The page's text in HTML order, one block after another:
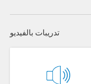
تدريبات بالفيديو